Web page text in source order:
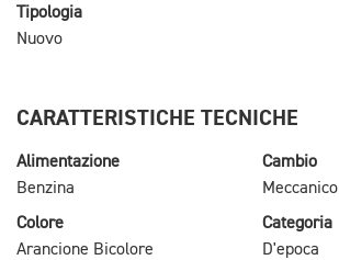
Tipologia
Nuovo
CARATTERISTICHE TECNICHE
Alimentazione
Benzina
Cambio
Meccanico
Colore
Arancione Bicolore
Categoria
D'epoca